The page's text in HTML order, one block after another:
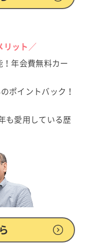
リット／
！年会費無料カー
ポイントバック！
も愛用している歴